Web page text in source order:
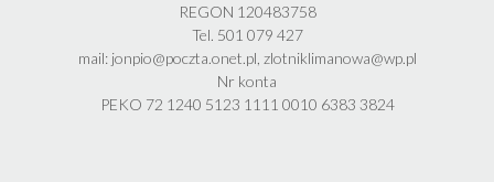
REGON 120483758
Tel. 501 079 427
mail: jonpio@poczta.onet.pl, zlotniklimanowa@wp.pl
Nr konta
PEKO 72 1240 5123 1111 0010 6383 3824